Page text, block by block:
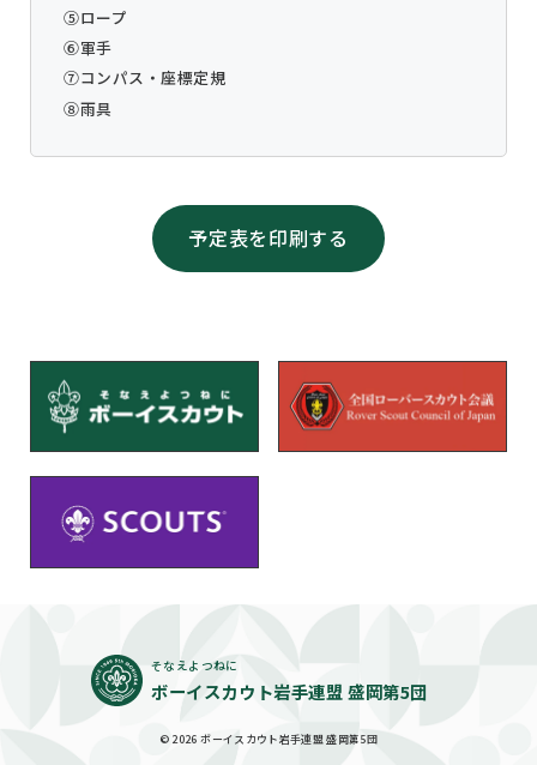
⑤ロープ
⑥軍手
⑦コンパス・座標定規
⑧雨具
予定表を印刷する
そなえよつねに
ボーイスカウト岩手連盟 盛岡第5団
© 2026 ボーイスカウト岩手連盟 盛岡第5団